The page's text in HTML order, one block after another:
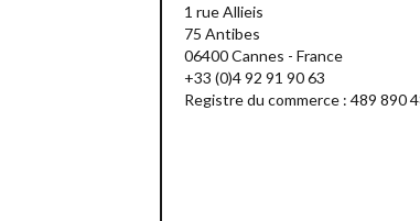
1 rue Allieis
75 Antibes
06400 Cannes - France
+33 (0)4 92 91 90 63
Registre du commerce : 489 890